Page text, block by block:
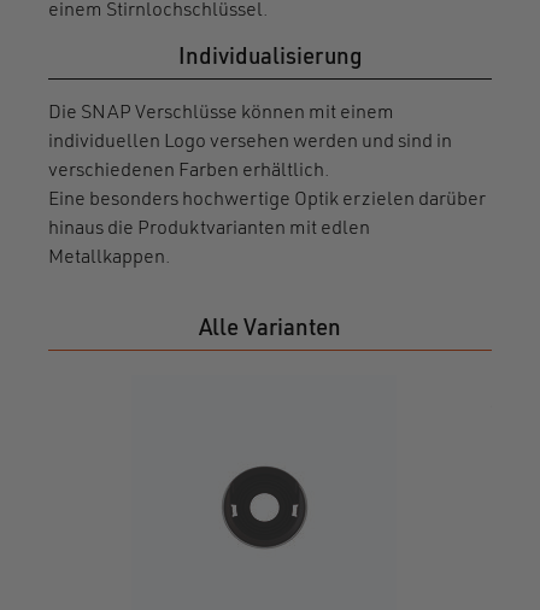
einem Stirnlochschlüssel.
Individualisierung
Die SNAP Verschlüsse können mit einem
individuellen Logo versehen werden und sind in
verschiedenen Farben erhältlich.
Eine besonders hochwertige Optik erzielen darüber
hinaus die Produktvarianten mit edlen
Metallkappen.
Alle Varianten